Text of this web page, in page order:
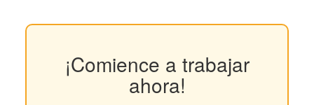
¡Comience a trabajar
ahora!